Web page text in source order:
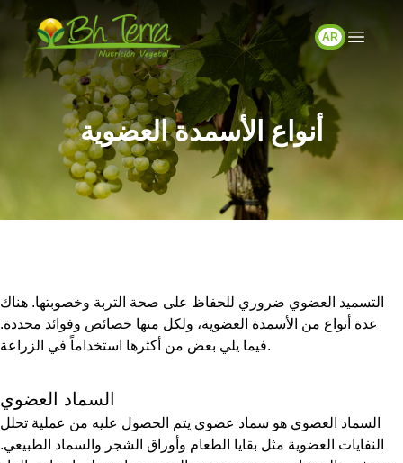
AR
أنواع الأسمدة العضوية
التسميد العضوي ضروري للحفاظ على صحة التربة وخصوبتها. هناك
عدة أنواع من الأسمدة العضوية، ولكل منها خصائص وفوائد محددة.
فيما يلي بعض من أكثرها استخداماً في الزراعة.
السماد العضوي
السماد العضوي هو سماد عضوي يتم الحصول عليه من عملية تحلل
النفايات العضوية مثل بقايا الطعام وأوراق الشجر والسماد الطبيعي.